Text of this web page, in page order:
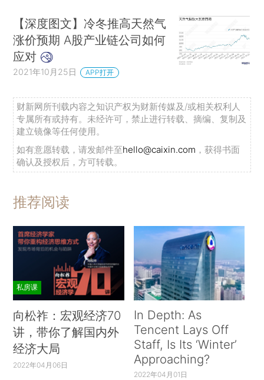
【深度图文】冷冬推高天然气
涨价预期 A股产业链公司如何
应对
2021年10月25日 APP打开
财新网所刊载内容之知识产权为财新传媒及/或相关权利人
专属所有或持有。未经许可，禁止进行转载、摘编、复制及
建立镜像等任何使用。
如有意愿转载，请发邮件至hello@caixin.com ，获得书面
确认及授权后，方可转载。
推荐阅读
私房课
向松祚：宏观经济70
讲，带你了解国内外
经济大局
2022年04月06日
In Depth: As
Tencent Lays Off
Staff, Is Its ‘Winter’
Approaching?
2022年04月01日